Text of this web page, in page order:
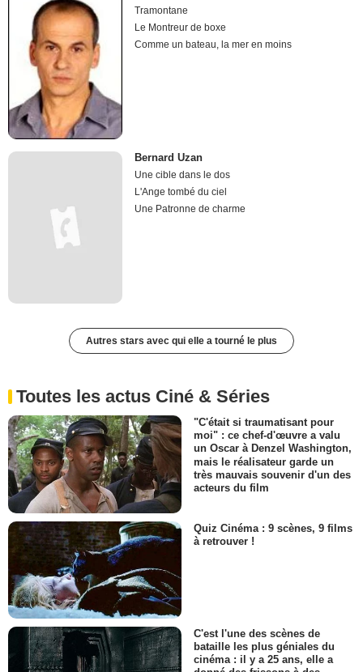
Tramontane
Le Montreur de boxe
Comme un bateau, la mer en moins
Bernard Uzan
Une cible dans le dos
L'Ange tombé du ciel
Une Patronne de charme
Autres stars avec qui elle a tourné le plus
Toutes les actus Ciné & Séries
"C'était si traumatisant pour
moi" : ce chef-d'œuvre a valu
un Oscar à Denzel Washington,
mais le réalisateur garde un
très mauvais souvenir d'un des
acteurs du film
Quiz Cinéma : 9 scènes, 9 films
à retrouver !
C'est l'une des scènes de
bataille les plus géniales du
cinéma : il y a 25 ans, elle a